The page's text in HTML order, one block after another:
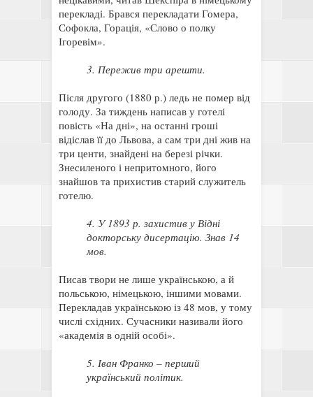
перекладі. Брався перекладати Гомера,
Софокла, Горація, «Слово о полку
Ігоревім».
3. Пережив три арешти.
Після другого (1880 р.) ледь не помер від
голоду. За тиждень написав у готелі
повість «На дні», на останні гроші
відіслав її до Львова, а сам три дні жив на
три центи, знайдені на березі річки.
Знесиленого і непритомного, його
знайшов та прихистив старий служитель
готелю.
4. У 1893 р. захистив у Відні
докторську дисертацію. Знав 14
мов.
Писав твори не лише українською, а й
польською, німецькою, іншими мовами.
Перекладав українською із 48 мов, у тому
числі східних. Сучасники називали його
«академія в одній особі».
5. Іван Франко – перший
український політик.